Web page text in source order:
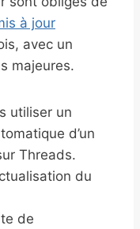
à jour
avec un
majeures.
utiliser un
d’un
Threads.
du
de